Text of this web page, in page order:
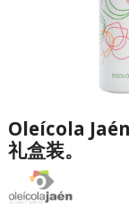
Oleícola
礼盒装。